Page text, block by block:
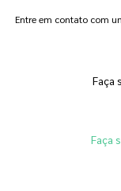
Entre em contato com
Faça
Faça